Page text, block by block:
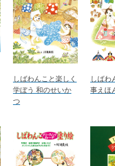
しばわんこと楽しく
学ぼう 和のせいか
つ
しばわ
事えほ